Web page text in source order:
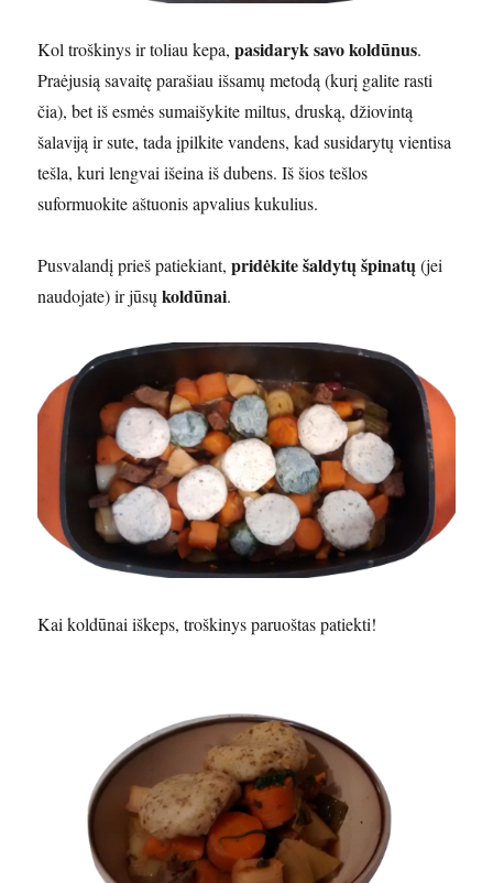
Kol troškinys ir toliau kepa,pasidaryk savo koldūnus.
Praėjusią savaitę parašiau išsamų metodą (kurį galite rasti
čia), bet iš esmės sumaišykite miltus, druską, džiovintą
šalaviją ir sute, tada įpilkite vandens, kad susidarytų vientisa
tešla, kuri lengvai išeina iš dubens. Iš šios tešlos
suformuokite aštuonis apvalius kukulius.
Pusvalandį prieš patiekiant,pridėkite šaldytų špinatų(jei
naudojate) ir jūsųkoldūnai.
Kai koldūnai iškeps, troškinys paruoštas patiekti!